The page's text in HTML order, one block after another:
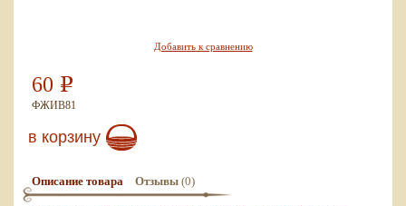
Добавить к сравнению
60 Р
ФЖИВ81
в корзину
Описание товара Отзывы (0)